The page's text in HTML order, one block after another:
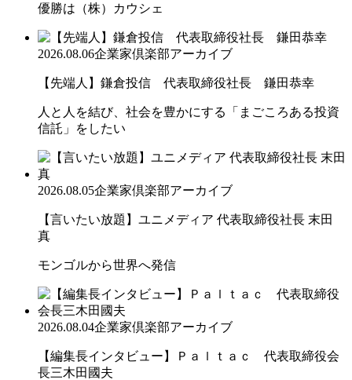
優勝は（株）カウシェ
2026.08.06企業家倶楽部アーカイブ
【先端人】鎌倉投信 代表取締役社長 鎌田恭幸
人と人を結び、社会を豊かにする「まごころある投資
信託」をしたい
2026.08.05企業家倶楽部アーカイブ
【言いたい放題】ユニメディア 代表取締役社長 末田
真
モンゴルから世界へ発信
2026.08.04企業家倶楽部アーカイブ
【編集長インタビュー】Ｐａｌｔａｃ 代表取締役会
長三木田國夫